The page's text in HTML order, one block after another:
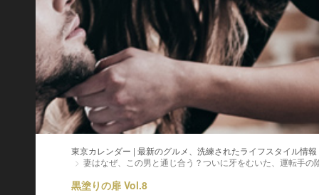
東京カレンダー | 最新のグルメ、洗練されたライフスタイル情報
妻はなぜ、この男と通じ合う？ついに牙をむいた、運転手の
黒塗りの扉 Vol.8